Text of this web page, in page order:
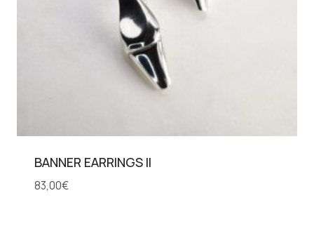
BANNER EARRINGS II
83,00€